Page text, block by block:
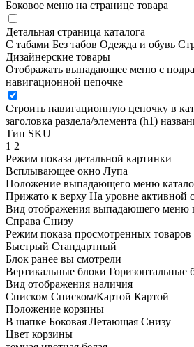
Боковое меню на странице товара
Детальная страница каталога
С табами Без табов Одежда и обувь
Дизайнерские товары
Отображать выпадающее меню с
навигационной цепочке
Строить навигационную цепочку в
заголовка раздела/элемента (h1)
Тип SKU
1 2
Режим показа детальной картинки
Всплывающее окно Лупа
Положение выпадающего меню
Прижато к верху На уровне активной
Вид отображения выпадающего меню
Справа Снизу
Режим показа просмотренных товаров
Быстрый Стандартный
Блок ранее вы смотрели
Вертикальные блоки Горизонтальные
Вид отображения наличия
Списком Списком/Картой Картой
Положение корзины
В шапке Боковая Летающая Снизу
Цвет корзины